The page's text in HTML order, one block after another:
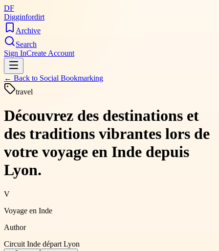
DF
Digginfordirt
Archive
Search
Sign InCreate Account
← Back to Social Bookmarking
travel
Découvrez des destinations et
des traditions vibrantes lors de
votre voyage en Inde depuis
Lyon.
V
Voyage en Inde
Author
Circuit Inde départ Lyon